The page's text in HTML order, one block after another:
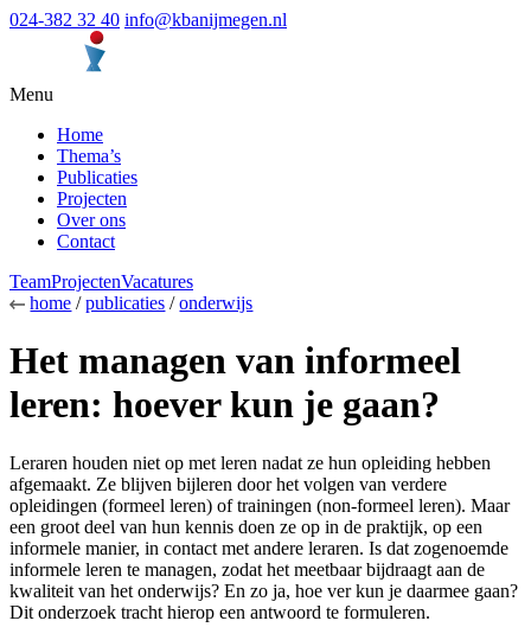
024-382 32 40 info@kbanijmegen.nl
Menu
Home
Thema’s
Publicaties
Projecten
Over ons
Contact
TeamProjectenVacatures
home /publicaties /onderwijs
Het managen van informeel
leren: hoever kun je gaan?
Leraren houden niet op met leren nadat ze hun opleiding hebben
afgemaakt. Ze blijven bijleren door het volgen van verdere
opleidingen (formeel leren) of trainingen (non-formeel leren). Maar
een groot deel van hun kennis doen ze op in de praktijk, op een
informele manier, in contact met andere leraren. Is dat zogenoemde
informele leren te managen, zodat het meetbaar bijdraagt aan de
kwaliteit van het onderwijs? En zo ja, hoe ver kun je daarmee gaan?
Dit onderzoek tracht hierop een antwoord te formuleren.